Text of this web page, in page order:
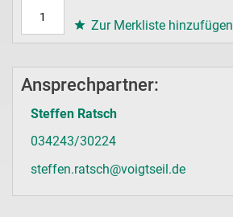
Zur Merkliste hinzufügen
Ansprechpartner:
Steffen Ratsch
034243/30224
steffen.ratsch@voigtseil.de